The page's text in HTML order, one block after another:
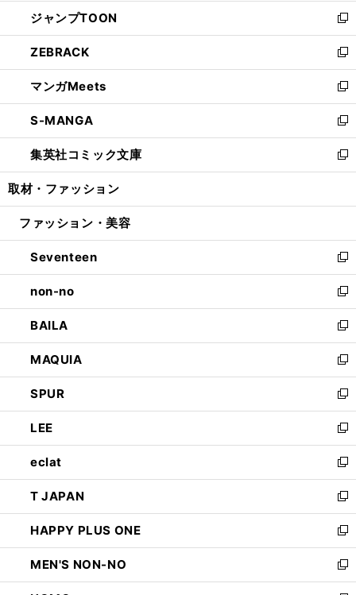
く
で
開
く
ド
ウ
で
開
く
ウ
ィ
ン
ド
ウ
で
開
く
し
い
ウ
ィ
ン
ド
ウ
で
開
く
ジャンプTOON
新
し
い
ウ
ィ
ン
ド
ウ
で
開
ZEBRACK
新
し
い
ウ
ィ
ン
ド
ウ
開
マンガMeets
新
し
い
ウ
ィ
ン
ウ
開
く
S-MANGA
新
し
い
ウ
ン
ウ
で
開
く
集英社コミック文庫
新
し
ウ
ン
ド
ウ
で
開
く
取材・ファッション
ファッション・美容
Seventeen
新
し
い
ウ
ィ
ン
ド
ウ
で
開
く
non-no
新
し
い
ウ
ィ
ン
ド
ウ
で
開
く
BAILA
新
し
い
ウ
ィ
ン
ド
ウ
で
開
く
MAQUIA
新
し
い
ウ
ィ
ン
ド
ウ
で
開
く
SPUR
新
し
い
ウ
ィ
ン
ド
ウ
で
開
く
LEE
新
し
い
ウ
ィ
ン
ド
ウ
で
開
eclat
新
し
い
ウ
ィ
ン
ド
ウ
T JAPAN
新
し
い
ウ
ィ
ン
HAPPY PLUS ONE
新
し
い
ウ
MEN'S NON-NO
新
し